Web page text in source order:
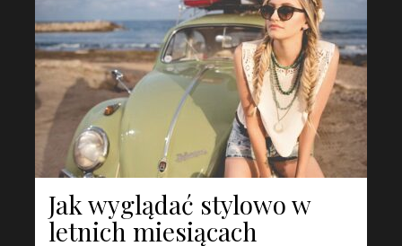
Jak wyglądać stylowo w
letnich miesiącach